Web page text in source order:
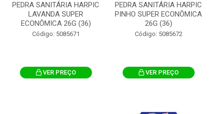
PEDRA SANITÁRIA HARPIC
LAVANDA SUPER
ECONÔMICA 26G (36)
Código: 5085671
VER PREÇO
PEDRA SANITÁRIA HARPIC
PINHO SUPER ECONÔMICA
26G (36)
Código: 5085672
VER PREÇO